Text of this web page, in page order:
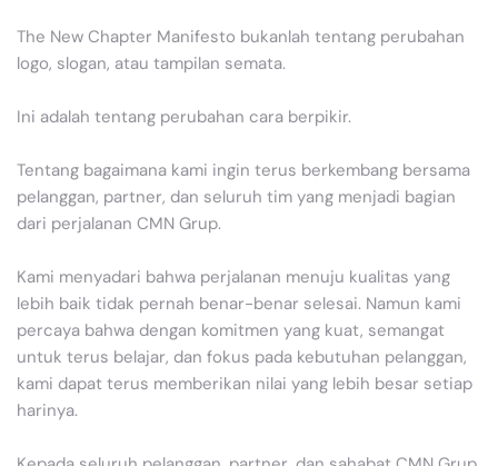
The New Chapter Manifesto bukanlah tentang perubahan
logo, slogan, atau tampilan semata.
Ini adalah tentang perubahan cara berpikir.
Tentang bagaimana kami ingin terus berkembang bersama
pelanggan, partner, dan seluruh tim yang menjadi bagian
dari perjalanan CMN Grup.
Kami menyadari bahwa perjalanan menuju kualitas yang
lebih baik tidak pernah benar-benar selesai. Namun kami
percaya bahwa dengan komitmen yang kuat, semangat
untuk terus belajar, dan fokus pada kebutuhan pelanggan,
kami dapat terus memberikan nilai yang lebih besar setiap
harinya.